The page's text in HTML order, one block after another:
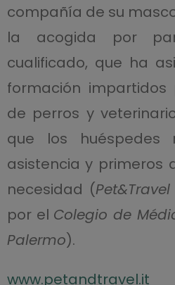
compañía de su
la acogida por
cualificado, que ha
formación impartidos
de perros y
que los huéspedes
asistencia y primeros
necesidad (Pet&Travel
por el Colegio de
Palermo).
www.petandtravel.it